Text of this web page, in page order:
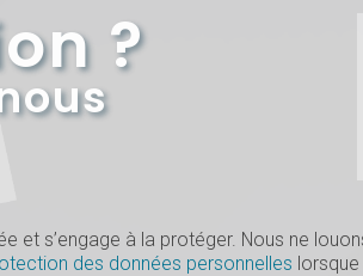
?
et s’engage à la protéger. Nous ne
des données personnelles